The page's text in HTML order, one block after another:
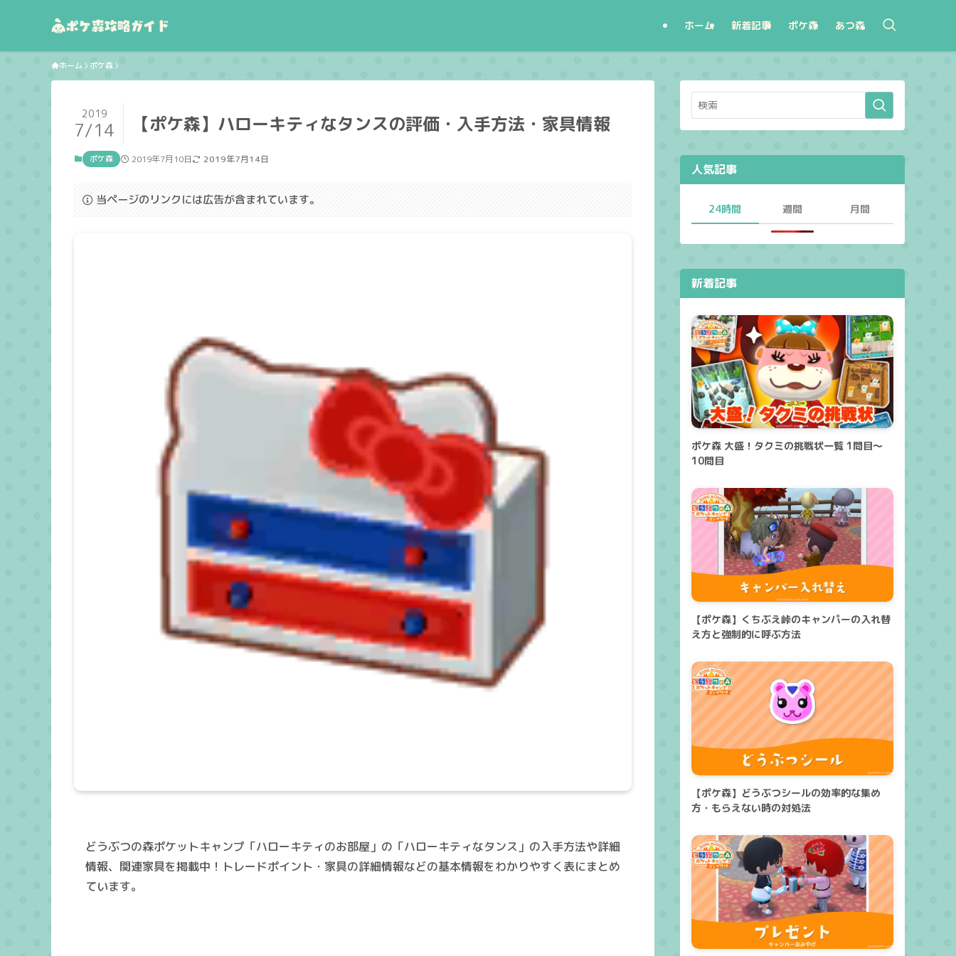
ホーム 新着記事 ポケ森 あつ森
ホーム ポケ森
【ポケ森】ハローキティなタンスの評価・入手方法・家具情報
2019
7/14
ポケ森 2019年7月10日 2019年7月14日
当ページのリンクには広告が含まれています。
どうぶつの森ポケットキャンプ「ハローキティのお部屋」の「ハローキティなタンス」の入手方法や詳細
情報、関連家具を掲載中！トレードポイント・家具の詳細情報などの基本情報をわかりやすく表にまとめ
ています。
人気記事
24時間 週間 月間
新着記事
ポケ森 大盛！タクミの挑戦状一覧 1問目～
10問目
【ポケ森】くちぶえ峠のキャンパーの入れ替
え方と強制的に呼ぶ方法
【ポケ森】どうぶつシールの効率的な集め
方・もらえない時の対処法